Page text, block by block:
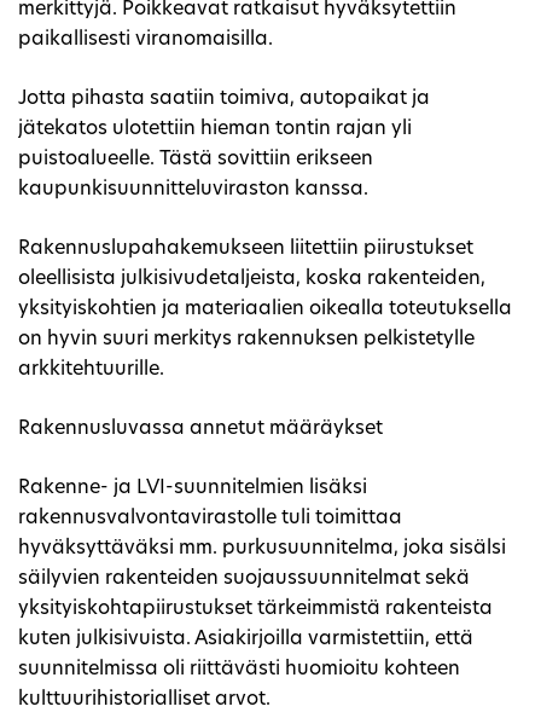
merkittyjä. Poikkeavat ratkaisut hyväksytettiin
paikallisesti viranomaisilla.
Jotta pihasta saatiin toimiva, autopaikat ja
jätekatos ulotettiin hieman tontin rajan yli
puistoalueelle. Tästä sovittiin erikseen
kaupunkisuunnitteluviraston kanssa.
Rakennuslupahakemukseen liitettiin piirustukset
oleellisista julkisivudetaljeista, koska rakenteiden,
yksityiskohtien ja materiaalien oikealla toteutuksella
on hyvin suuri merkitys rakennuksen pelkistetylle
arkkitehtuurille.
Rakennusluvassa annetut määräykset
Rakenne- ja LVI-suunnitelmien lisäksi
rakennusvalvontavirastolle tuli toimittaa
hyväksyttäväksi mm. purkusuunnitelma, joka sisälsi
säilyvien rakenteiden suojaussuunnitelmat sekä
yksityiskohtapiirustukset tärkeimmistä rakenteista
kuten julkisivuista. Asiakirjoilla varmistettiin, että
suunnitelmissa oli riittävästi huomioitu kohteen
kulttuurihistorialliset arvot.